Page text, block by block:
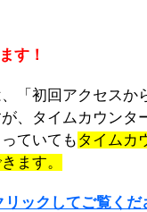
す！
「初回アクセスか
、タイムカウンタ
ていても タイムカ
ます。
ックしてご覧くだ